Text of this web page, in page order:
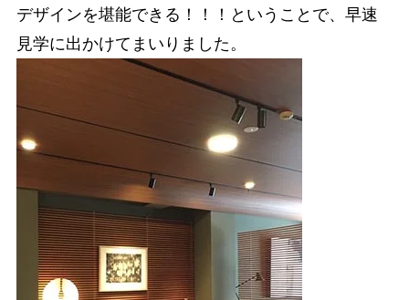
デザインを堪能できる！！！ということで、早速
見学に出かけてまいりました。